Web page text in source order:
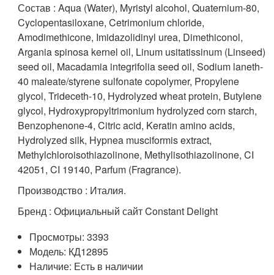
Состав : Aqua (Water), Myristyl alcohol, Quaternium-80,
Cyclopentasiloxane, Cetrimonium chloride,
Amodimethicone, Imidazolidinyl urea, Dimethiconol,
Argania spinosa kernel oil, Linum usitatissinum (Linseed)
seed oil, Macadamia integrifolia seed oil, Sodium laneth-
40 maleate/styrene sulfonate copolymer, Propylene
glycol, Trideceth-10, Hydrolyzed wheat protein, Butylene
glycol, Hydroxypropyltrimonium hydrolyzed corn starch,
Benzophenone-4, Citric acid, Keratin amino acids,
Hydrolyzed silk, Hypnea musciformis extract,
Methylchloroisothiazolinone, Methylisothiazolinone, CI
42051, CI 19140, Parfum (Fragrance).
Производство : Италия.
Бренд : Официальный сайт Constant Delight
Просмотры: 3393
Модель: КД12895
Наличие: Есть в наличии